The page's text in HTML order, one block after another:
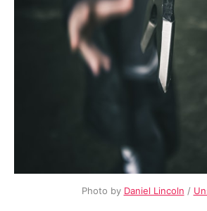
Photo by Daniel Lincoln /